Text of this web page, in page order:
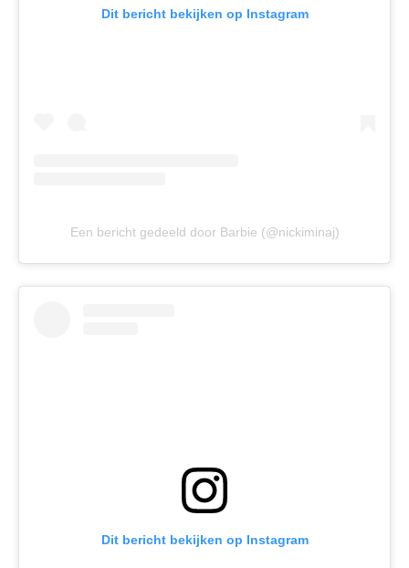
Dit bericht bekijken op Instagram
Een bericht gedeeld door Barbie (@nickiminaj)
Dit bericht bekijken op Instagram